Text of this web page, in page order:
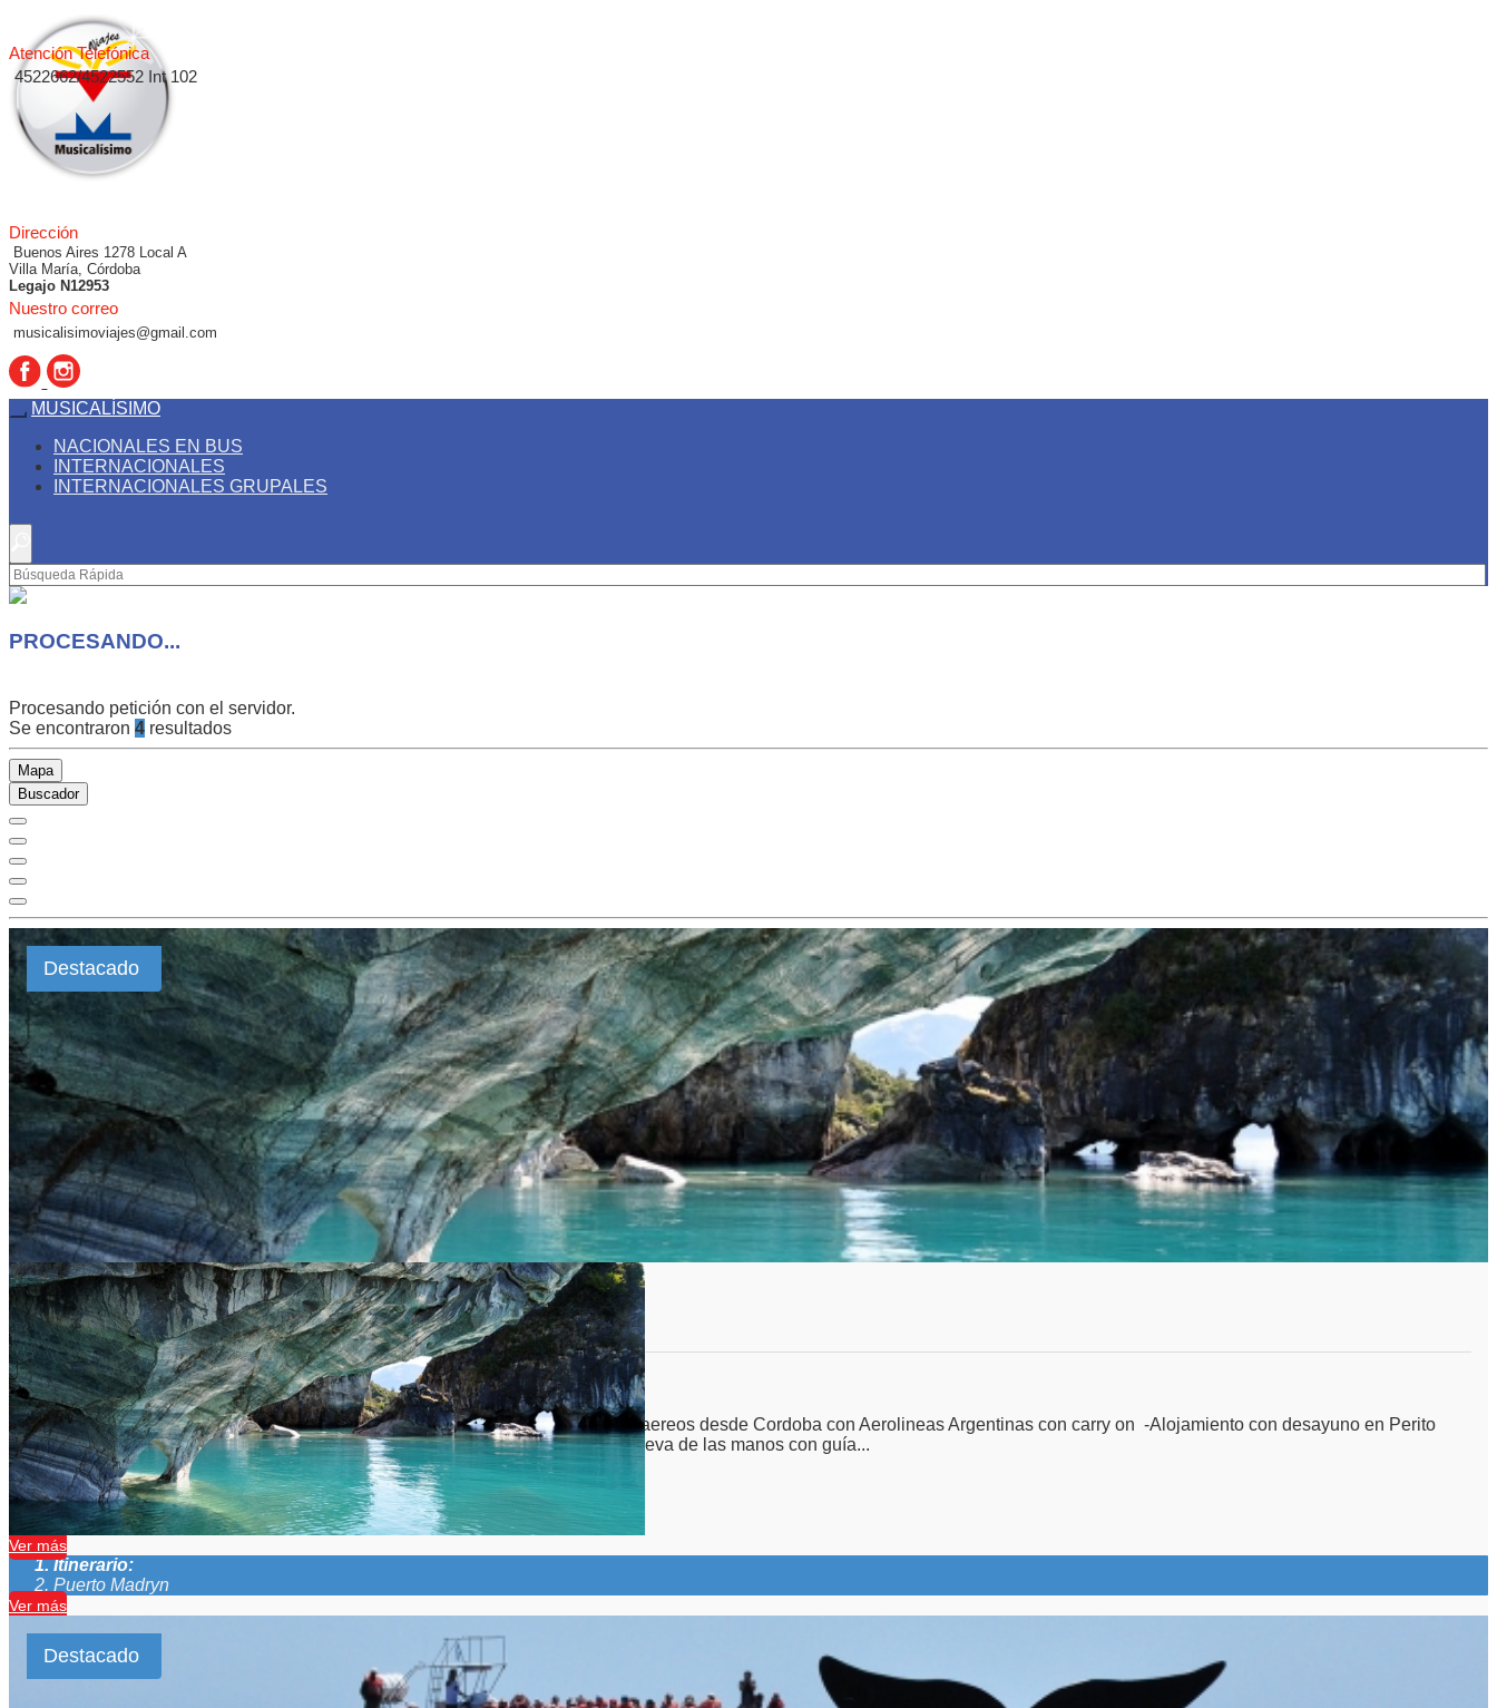
Dirección
Buenos Aires 1278 Local A
Villa María, Córdoba
Legajo N12953
Nuestro correo
musicalisimoviajes@gmail.com
Atención Telefónica
4522662/4522552 Int 102
MUSICALÍSIMO
NACIONALES EN BUS
INTERNACIONALES
INTERNACIONALES GRUPALES
PROCESANDO...
Procesando petición con el servidor.
Se encontraron 4 resultados
Mapa
Buscador
Destacado
Viaje a Capillas de Marmol desde Cordoba
Duración:
6Días5Noches
VIAJE A CAPILLAS DE MARMOL DESDE CÓRDOBA INCLUYE: -Pasajes aereos desde Cordoba con Aerolineas Argentinas con carry on -Alojamiento con desayuno en Perito
Moreno -Asistencia al viajero- Trf in Comodoro- Perito Moreno -Excursión a Cueva de las manos con guía...
Ver más
Itinerario:
Puerto Madryn
Ver más
Destacado